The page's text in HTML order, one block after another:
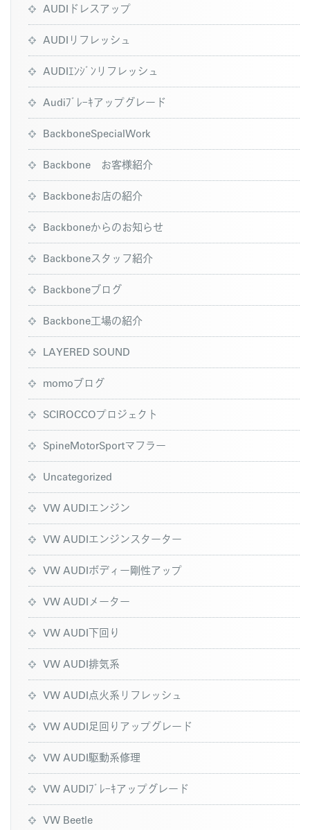
AUDIドレスアップ
AUDIリフレッシュ
AUDIｴﾝｼﾞﾝリフレッシュ
Audiﾌﾞﾚｰｷアップグレード
BackboneSpecialWork
Backbone お客様紹介
Backboneお店の紹介
Backboneからのお知らせ
Backboneスタッフ紹介
Backboneブログ
Backbone工場の紹介
LAYERED SOUND
momoブログ
SCIROCCOプロジェクト
SpineMotorSportマフラー
Uncategorized
VW AUDIエンジン
VW AUDIエンジンスターター
VW AUDIボディー剛性アップ
VW AUDIメーター
VW AUDI下回り
VW AUDI排気系
VW AUDI点火系リフレッシュ
VW AUDI足回りアップグレード
VW AUDI駆動系修理
VW AUDIﾌﾞﾚｰｷアップグレード
VW Beetle